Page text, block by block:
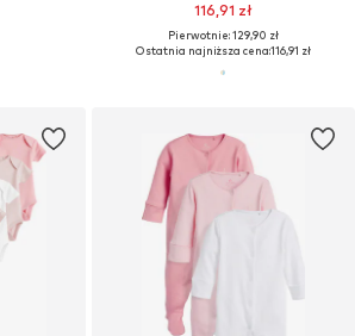
116,91 zł
Pierwotnie: 129,90 zł
Ostatnia najniższa cena:116,91 zł